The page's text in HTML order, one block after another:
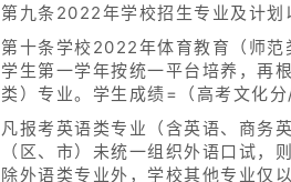
第九条2022年学校招生专业及计划
第十条学校2022年体育教育（师
学生第一学年按统一平台培养，再
类）专业。学生成绩=（高考文化
凡报考英语类专业（含英语、商务
（区、市）未统一组织外语口试，
除外语类专业外，学校其他专业仅